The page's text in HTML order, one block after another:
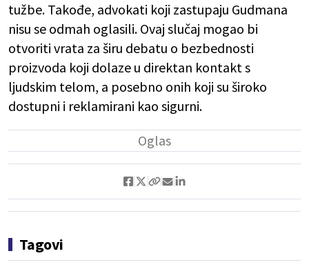
tužbe. Takođe, advokati koji zastupaju Gudmana
nisu se odmah oglasili. Ovaj slučaj mogao bi
otvoriti vrata za širu debatu o bezbednosti
proizvoda koji dolaze u direktan kontakt s
ljudskim telom, a posebno onih koji su široko
dostupni i reklamirani kao sigurni.
Tagovi